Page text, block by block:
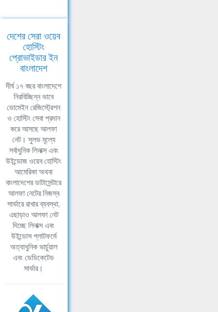
দেশের সেরা ওয়েব
হোস্টিং
প্রোভাইডার ইন
বাংলাদেশ
দীর্ঘ ১৭ বছর বাংলাদেশে
নিরবিচ্ছিন্ন ভাবে
ডোমেইন রেজিস্ট্রেশন
ও হোস্টিং সেবা প্রদান
করে আসছে আলফা
নেট। সুলভ মূল্যে
সর্বাধুনিক লিনাক্স এবং
উইন্ডোজ ওয়েব হোস্টিং
আমেরিকা অথবা
বাংলাদেশের ডাটাসেন্টারে
আলফা নেটের নিজস্ব
সার্ভারে রাখার ব্যবস্থা,
এছাড়াও আলফা নেট
দিচ্ছে লিনাক্স এবং
উইন্ডোস প্লাটফর্মে
অত্যাধুনিক ভার্চুয়াল
এবং ডেডিকেটেড
সার্ভার।